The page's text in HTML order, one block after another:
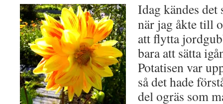
Idag kändes det
när jag åkte till
att flytta
bara att sätta
Potatisen var
så det hade
del ogräs som